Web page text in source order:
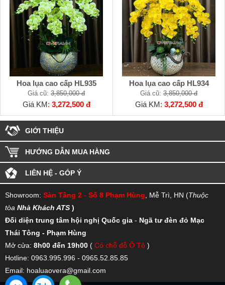
Hoa lụa cao cấp HL935
Giá cũ: 3,850,000 đ
Giá KM: 3,272,500 đ
Hoa lụa cao cấp HL934
Giá cũ: 3,850,000 đ
Giá KM: 3,272,500 đ
GIỚI THIỆU
HƯỚNG DẪN MUA HÀNG
LIÊN HỆ - GÓP Ý
Showroom: Sàn Tầng 2 - Số 8 Phạm Hùng , Mễ Trì, HN (Thuộc
tòa Nhà Khách ATS )
Đối diện trung tâm hội nghị Quốc gia - Ngã tư đèn đỏ Mạc
Thái Tông - Phạm Hùng
Mở cửa: 8h00 đến 19h00 ( Có chỗ đỗ Ô Tô )
Hotline: 0963.995.996 - 0965.52.85.85
Email: hoaluaovera@gmail.com